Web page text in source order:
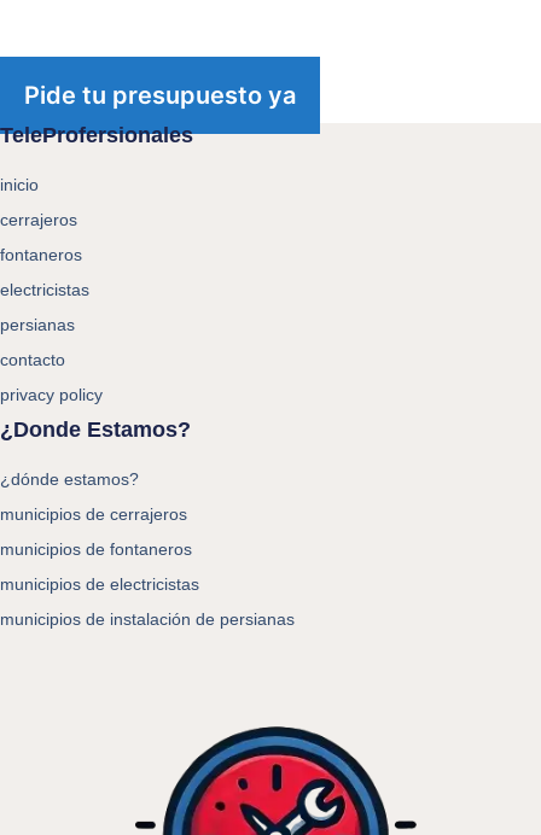
Pide tu presupuesto ya
TeleProfersionales
inicio
cerrajeros
fontaneros
electricistas
persianas
contacto
privacy policy
¿Donde Estamos?
¿dónde estamos?
municipios de cerrajeros
municipios de fontaneros
municipios de electricistas
municipios de instalación de persianas